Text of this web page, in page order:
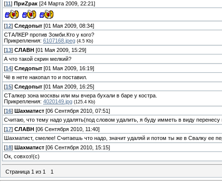
[11 ] ПриZрак [24 Марта 2009, 22:21]
[12] Следопыт [01 Мая 2009, 08:34]
СТАЛКЕР против Зомби.Кто у кого?
Прикрепления: 6107168.jpeg (4.5 Kb)
[13] СЛАВН [01 Мая 2009, 15:29]
А что такой скрин мелкий?
[14] Следопыт [01 Мая 2009, 16:19]
Чё в нете накопал то и поставил.
[15] Следопыт [01 Мая 2009, 16:25]
СТалкер зона москвы или мы вчера бухали в баре у костра.
Прикрепления: 4020149.jpg (125.4 Kb)
[16] Шахматист [06 Сентября 2010, 07:51]
Считаю, что тему надо удалять(под словом удалить, я буду имметь в виду перенесу
[17] СЛАВН [06 Сентября 2010, 11:40]
Шахматист, смелее! Считаешь что надо, значит удаляй и потом ты же в Свалку ее
[18] Шахматист [06 Сентября 2010, 15:15]
Ок, совхоз!(с)
Страница 1 из 1 1